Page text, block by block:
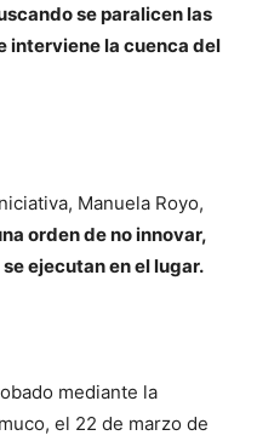
se paralicen las
interviene la cuenca del
Manuela Royo,
orden de no innovar,
ejecutan en el lugar.
mediante la
el 22 de marzo de